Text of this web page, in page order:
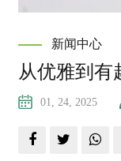
新闻中心
01, 24, 2025